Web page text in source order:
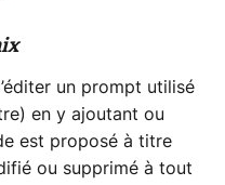
un prompt utilisé
en y ajoutant ou
est proposé à titre
ou supprimé à tout